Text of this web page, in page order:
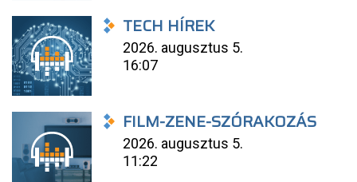
TECH HÍREK
2026. augusztus 5.
16:07
FILM-ZENE-SZÓRAKOZÁS
2026. augusztus 5.
11:22